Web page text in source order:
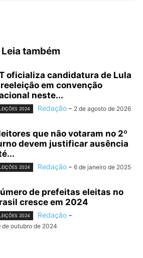
Leia também
oficializa candidatura de Lula
em convenção
neste...
2024 Redação - 2 de agosto de 2026
que não votaram no 2º
devem justificar ausência
2024 Redação - 6 de janeiro de 2025
de prefeitas eleitas no
cresce em 2024
2024 Redação -
de outubro de 2024